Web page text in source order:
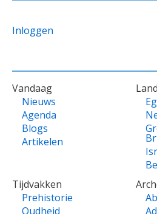
Inloggen
VOET
Vandaag
Nieuws
Agenda
Blogs
Artikelen
Tijdvakken
Prehistorie
Oudheid